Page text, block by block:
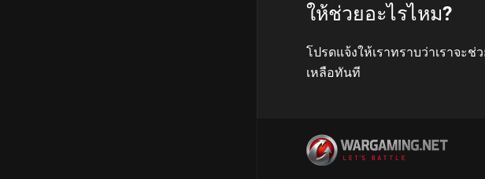
ให้ช่วยอะไรไหม?
โปรดแจ้งให้เราทราบว่าเราจะ
เหลือทันที